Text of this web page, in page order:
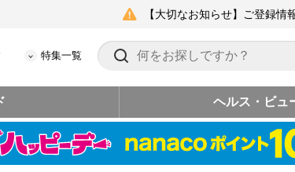
【大切なお知らせ】ご登録
特集一覧
ヘルス・ビュ